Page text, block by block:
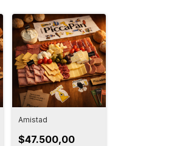
Amistad
$47.500,00